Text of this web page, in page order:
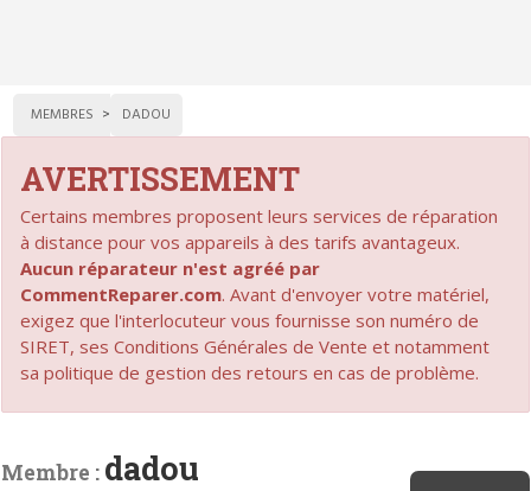
MEMBRES DADOU
AVERTISSEMENT
Certains membres proposent leurs services de réparation
à distance pour vos appareils à des tarifs avantageux.
Aucun réparateur n'est agréé par
CommentReparer.com. Avant d'envoyer votre matériel,
exigez que l'interlocuteur vous fournisse son numéro de
SIRET, ses Conditions Générales de Vente et notamment
sa politique de gestion des retours en cas de problème.
Membre : dadou